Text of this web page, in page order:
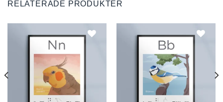
RELATERADE PRODUKTER